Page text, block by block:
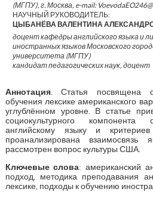
(МГПУ), г. Москва, e-mail:
НАУЧНЫЙ РУКОВОДИТЕЛЬ:
ЦЫБАНЁВА ВАЛЕНТИНА
доцент кафедры английского языка и
иностранных языков Московского
университета (МГПУ)
кандидат педагогических наук, доцент
Аннотация. Статья посвящена
обучения лексике американского
углублённом уровне. В статье
социокультурного компонента
английскому языку и
проанализирована
рассмотрен вопрос культуры США.
Ключевые слова: американский
подход, методика преподавания
лексике, подходы к обучению